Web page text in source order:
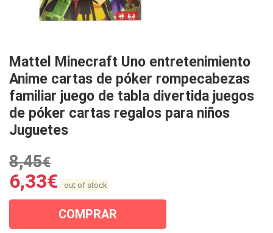
Mattel Minecraft Uno entretenimiento
Anime cartas de póker rompecabezas
familiar juego de tabla divertida juegos
de póker cartas regalos para niños
Juguetes
8,45€
6,33€ out of stock
COMPRAR